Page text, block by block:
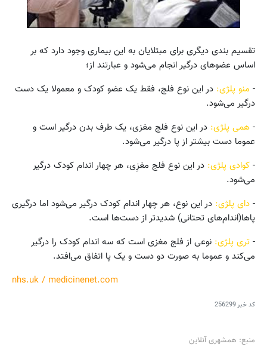
تقسیم بندی دیگری برای مبتلایان به این بیماری وجود دارد که بر
اساس عضوهای درگیر انجام می‌شود و عبارتند از؛
- منو پلژی: در این نوع فلج، فقط یک عضو کودک و معمولا یک دست
درگیر می‌شود.
- همی پلژی: در این نوع فلج مغزی، یک طرف بدن درگیر است و
عموما دست بیشتر از پا درگیر می‌شود.
- کوادی پلژی: در این نوع فلج مغزِی، هر چهار اندام کودک درگیر
می‌شود.
- دای پلژی: در این نوع، هر چهار اندام کودک درگیر می‌شود اما درگیری
پاها(اندام‌های تحتانی) شدیدتر از دست‌ها است.
- تری پلژی: نوعی از فلج مغزی است که سه اندام کودک را درگیر
می‌کند و عموما به صورت دو دست و یک پا اتفاق می‌افتد.
nhs.uk / medicinenet.com
کد خبر256299
منبع: همشهری آنلاین